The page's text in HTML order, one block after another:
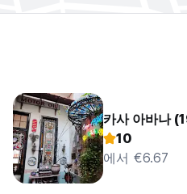
카사 아바나
10
에서 €6.67